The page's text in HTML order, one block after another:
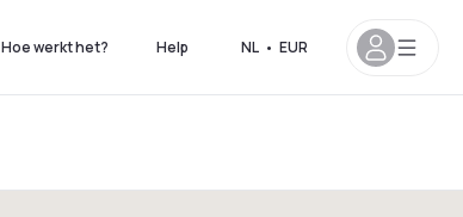
Hoe werkt het? Help NL • EUR